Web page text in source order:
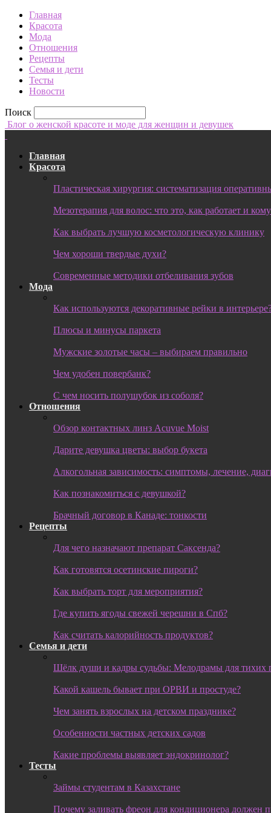
Главная
Красота
Мода
Отношения
Рецепты
Семья и дети
Тесты
Новости
Поиск
Блог о женской красоте и моде для женщин и девушек
Главная
Красота
Пластическая хирургия: систематизация
Мезотерапия для волос: что это, как работает и
Как выбрать лучшую косметологическую клинику
Чем хороши твердые духи?
Современные методики отбеливания зубов
Мода
Как используются декоративные рейки в
Плюсы и минусы паркета
Мужские золотые часы – выбираем правильно
Чем удобен повербанк?
С чем носить полушубок из соболя?
Отношения
Обзор контактных линз Acuvue Moist
Дарите девушка цветы: выбор букета
Алкогольная зависимость: симптомы, лечение,
Как познакомиться с девушкой?
Брачный договор в Канаде: тонкости
Рецепты
Для чего назначают препарат Саксенда?
Как готовятся осетинские пироги?
Как выбрать торт для мероприятия?
Где купить ягоды свежей черешни в Спб?
Как считать калорийность продуктов?
Семья и дети
Шёлк души и кадры судьбы: Мелодрамы для тихих
Какой кашель бывает при ОРВИ и простуде?
Чем занять взрослых на детском празднике?
Особенности частных детских садов
Какие проблемы выявляет эндокринолог?
Тесты
Займы студентам в Казахстане
Почему заливать фреон для кондиционера должен